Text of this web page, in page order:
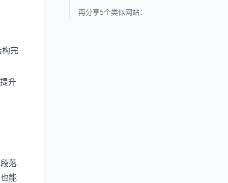
完
升
落
能
再分享5个类似网站：